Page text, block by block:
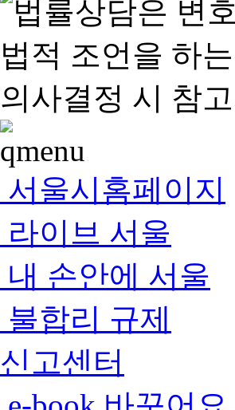
서울시홈페이지
라이브 서울
내 손안에 서울
불합리 규제
신고센터